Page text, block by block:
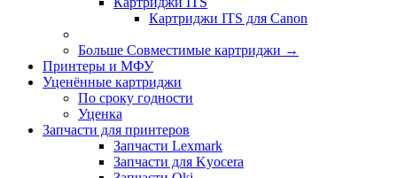
Картриджи ITS для Canon
Больше Совместимые картриджи →
Принтеры и МФУ
Уценённые картриджи
По сроку годности
Уценка
Запчасти для принтеров
Запчасти Lexmark
Запчасти для Kyocera